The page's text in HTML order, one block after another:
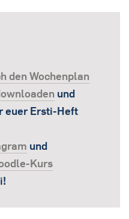
den Wochenplan
und
euer Ersti-Heft
und
Kurs